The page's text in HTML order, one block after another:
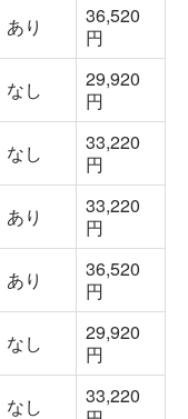
あり
36,520
円
なし
29,920
円
なし
33,220
円
あり
33,220
円
あり
36,520
円
なし
29,920
円
なし
33,220